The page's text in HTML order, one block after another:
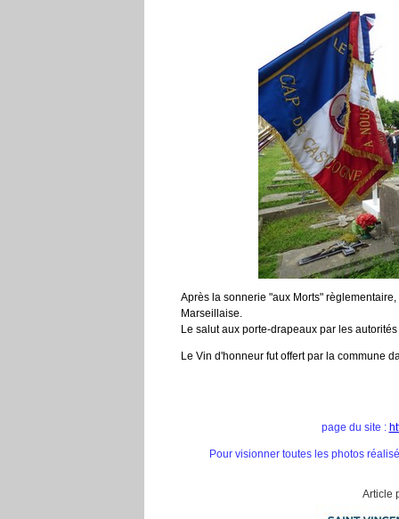
Après la sonnerie "aux Morts"
Marseillaise.
Le salut aux porte-drapeaux par les
Le Vin d'honneur fut offert par la commune
page du site :
Pour visionner toutes les photos
Article